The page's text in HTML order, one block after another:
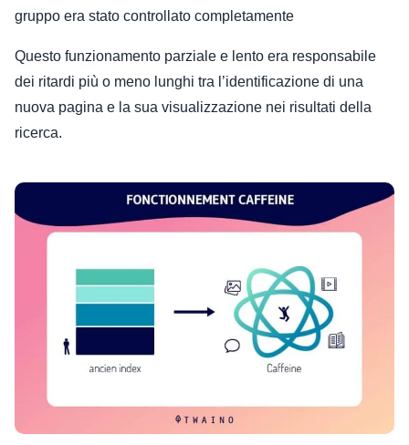
gruppo era stato controllato completamente
Questo funzionamento parziale e lento era responsabile
dei ritardi più o meno lunghi tra l’identificazione di una
nuova pagina e la sua visualizzazione nei risultati della
ricerca.